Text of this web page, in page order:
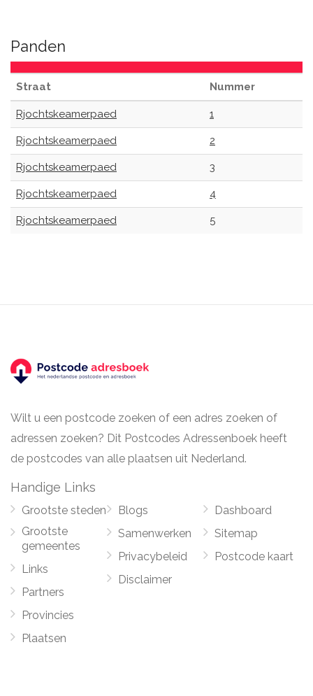
Panden
Straat Nummer
Rjochtskeamerpaed 1
Rjochtskeamerpaed 2
Rjochtskeamerpaed 3
Rjochtskeamerpaed 4
Rjochtskeamerpaed 5
Wilt u een postcode zoeken of een adres zoeken of
adressen zoeken? Dit Postcodes Adressenboek heeft
de postcodes van alle plaatsen uit Nederland.
Handige Links
Grootste steden
Grootste
gemeentes
Links
Partners
Provincies
Plaatsen
Blogs
Samenwerken
Privacybeleid
Disclaimer
Dashboard
Sitemap
Postcode kaart